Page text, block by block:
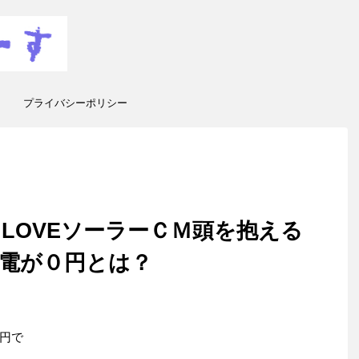
プライバシーポリシー
ソーラーＣＭ頭を抱える
が０円とは？
で